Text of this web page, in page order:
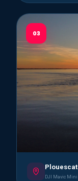
03
Plouescat
DJI Mavic Mini